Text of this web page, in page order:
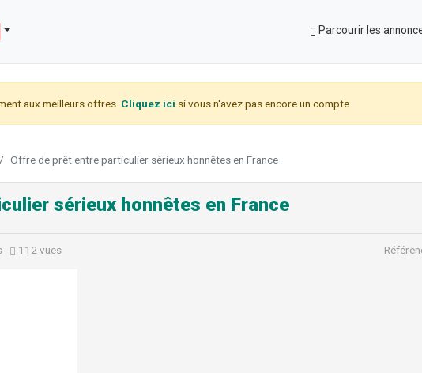
Parcourir les
aux meilleurs offres. Cliquez ici si vous n'avez pas encore un compte.
Offre de prêt entre particulier sérieux honnêtes en France
sérieux honnêtes en France
112 vues